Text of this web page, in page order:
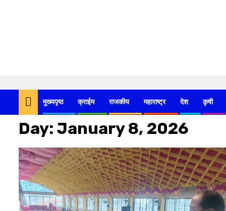
to
मुख्यपृष्ठ क्राईम राजकीय महाराष्ट्र देश कृषी
Day: January 8, 2026